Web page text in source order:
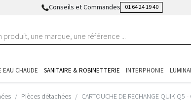
Conseils et Commandes 01 64 24 19 40
EAU CHAUDE SANITAIRE & ROBINETTERIE INTERPHONIE
Pièces détachées CARTOUCHE DE RECHANGE QUIK Q5